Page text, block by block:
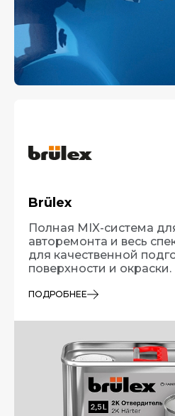
Brülex
Полная MIX-система
авторемонта и весь
для качественной
поверхности и окраски.
ПОДРОБНЕЕ